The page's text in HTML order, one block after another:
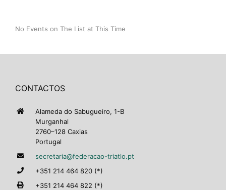
No Events on The List at This Time
CONTACTOS
Alameda do Sabugueiro, 1-B
Murganhal
2760–128 Caxias
Portugal
secretaria@federacao-triatlo.pt
+351 214 464 820 (*)
+351 214 464 822 (*)